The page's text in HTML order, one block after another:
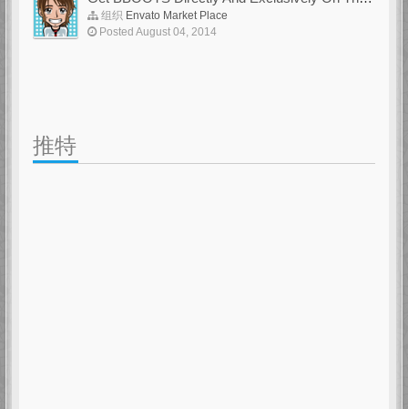
组织 Envato Market Place
Posted August 04, 2014
推特